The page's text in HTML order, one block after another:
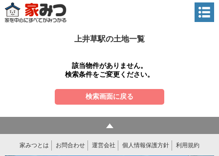
上井草駅の土地一覧
該当物件がありません。
検索条件をご変更ください。
検索画面に戻る
家みつとは お問合わせ 運営会社 個人情報保護方針 利用規約